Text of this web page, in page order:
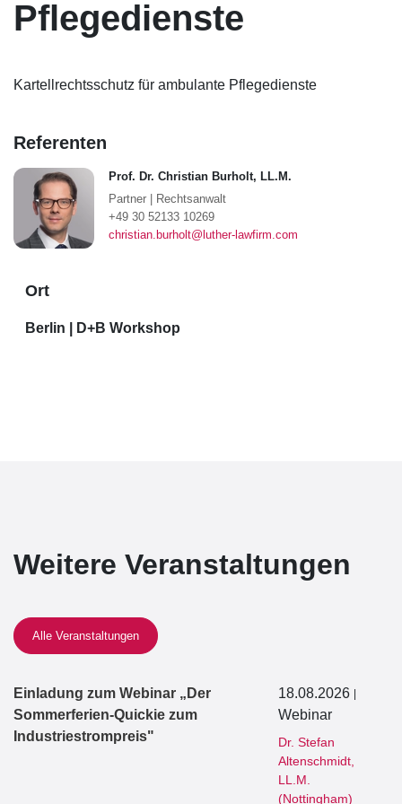
Pflegedienste
Kartellrechtsschutz für ambulante Pflegedienste
Referenten
Prof. Dr. Christian Burholt, LL.M.
Partner
Rechtsanwalt
+49 30 52133 10269
christian.burholt@luther-lawfirm.com
Ort
Berlin | D+B Workshop
Weitere Veranstaltungen
Alle Veranstaltungen
Einladung zum Webinar „Der
Sommerferien-Quickie zum
Industriestrompreis"
18.08.2026
Webinar
Dr. Stefan
Altenschmidt,
LL.M.
(Nottingham)